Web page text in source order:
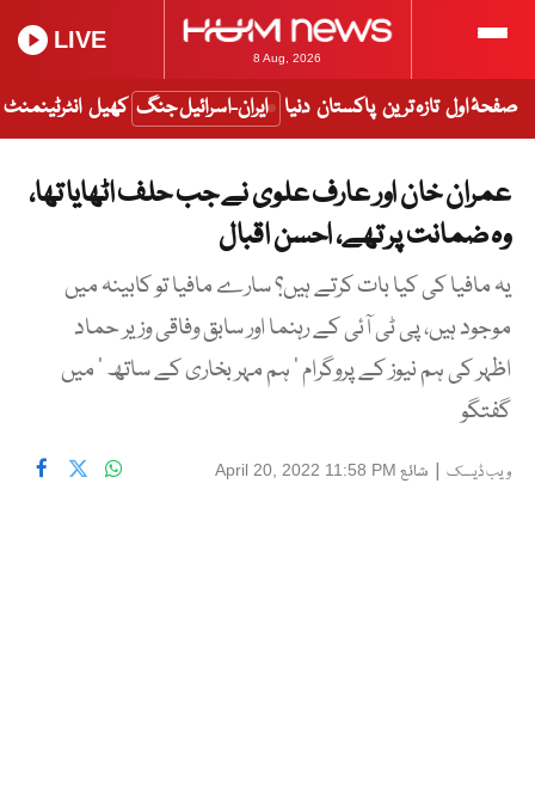
8 Aug, 2026
LIVE
صفحۂ اول تازہ ترین پاکستان دنیا ایران-اسرائیل جنگ کھیل انٹرٹینمنٹ
عمران خان اور عارف علوی نے جب حلف اٹھایا تھا،
وہ ضمانت پر تھے، احسن اقبال
یہ مافیا کی کیا بات کرتے ہیں؟ سارے مافیا تو کابینہ میں
موجود ہیں، پی ٹی آئی کے رہنما اور سابق وفاقی وزیر حماد
اظہر کی ہم نیوز کے پروگرام ’ ہم مہر بخاری کے ساتھ ‘ میں
گفتگو
ویب ڈیسک | شائع April 20, 2022 11:58 PM